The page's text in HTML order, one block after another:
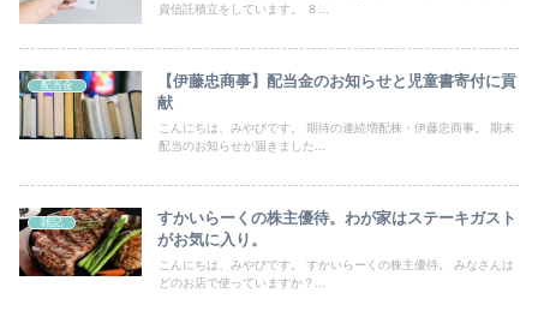
資信託積立をしています。 ８...
配当金
【伊藤忠商事】配当金のお知らせと児童書寄付に貢
献
こんにちは、みやびです。 期待の連続増配株・伊藤忠商事。 期末
配当のお知らせが届きました...
雑記
すかいらーくの株主優待。わが家はステーキガスト
がお気に入り。
こんにちは、みやびです。 すかいらーくの株主優待。 みなさんは
どのお店で使っていますか？...